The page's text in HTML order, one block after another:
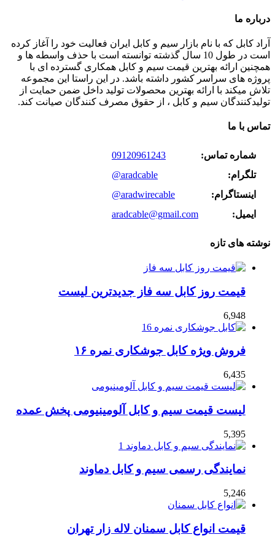
درباره ما
آراد کابل که با نام بازار سیم و کابل ایران فعالیت خود را آغاز کرده
است در طول 10 سال گذشته توانسته است با حذف واسطه ها و
همچنین ارائه بهترین قیمت سیم و کابل همکاری گسترده ای با
پروژه های سراسر کشور داشته باشد. در این راستا این مجموعه
تلاش میکند با ارائه بهترین محصولات تولید داخل ضمن حمایت از
تولیدکنندگان سیم و کابل ، از حقوق مصرف کنندگان صیانت کند.
تماس با ما
شماره تماس:
09120961243
تلگرام:
@aradcable
اینستاگرام:
@aradwirecable
ایمیل:
aradcable@gmail.com
نوشته های تازه
قیمت روز کابل سه فاز جدیدترین لیست
6,948
فروش ویژه کابل جوشکاری نمره ۱۶
6,435
لیست قیمت سیم و کابل آلومینیومی پخش عمده
5,395
نمایندگی رسمی سیم و کابل دماوند
5,246
قیمت انواع کابل سمنان لاله زار تهران